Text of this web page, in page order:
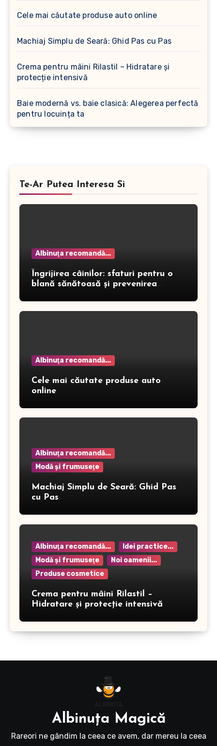
Cele mai căutate produse auto online
Machiaj Simplu de Seară: Ghid Pas cu Pas
Crema pentru mâini Rilastil – Hidratare și
protecție intensivă
Baie modernă vs. baie clasică: Alegerea perfectă
pentru locuința ta
Te-Ar Putea Interesa Si
Albinuţa recomandă...
Îngrijirea câinilor: sfaturi pentru o
blană sănătoasă și prevenirea
Albinuţa recomandă...
Cele mai căutate produse auto
online
Albinuţa recomandă...
Modă şi frumuseţe
Machiaj Simplu de Seară: Ghid Pas
cu Pas
Albinuţa recomandă...
Idei practice...
Modă şi frumuseţe
Noi oamenii...
Produse cosmetice
Crema pentru mâini Rilastil –
Hidratare și protecție intensivă
Albinuţa Magică
Rareori ne gândim la ceea ce avem, dar mereu la ceea